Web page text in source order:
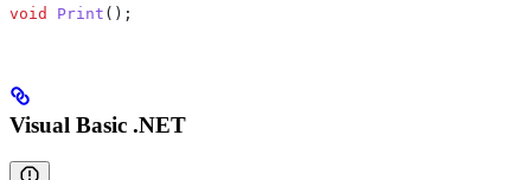
void Print ();
Visual Basic .NET